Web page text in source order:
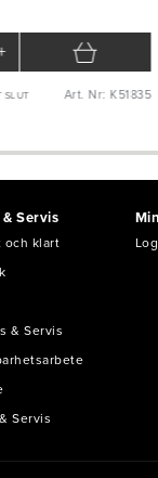
SLUT Art. Nr: K51835
Servis
och klart
& Servis
Servis